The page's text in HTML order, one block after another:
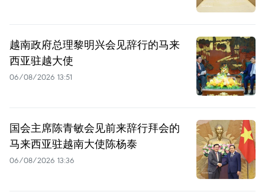
越南政府总理黎明兴会见辞行的马来
西亚驻越大使
06/08/2026 13:51
国会主席陈青敏会见前来辞行拜会的
马来西亚驻越南大使陈杨泰
06/08/2026 13:36